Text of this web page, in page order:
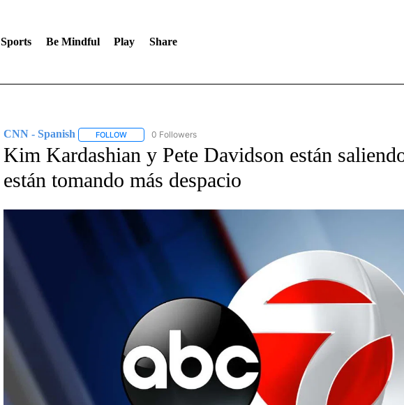
Sports Be Mindful Play Share
CNN - Spanish FOLLOWFOLLOW "CNN - SPANISH" TO RECEIVE NOTIFICATIONS ABOUT NEW
0 Followers
Kim Kardashian y Pete Davidson están
están tomando más despacio